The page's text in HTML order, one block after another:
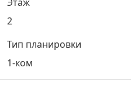
2
Тип планировки
1-ком